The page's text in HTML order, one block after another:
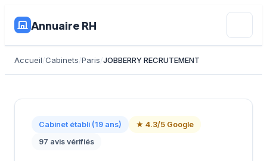
Annuaire RH
Accueil Cabinets Paris JOBBERRY RECRUTEMENT
Cabinet établi (19 ans)
★ 4.3/5 Google
97 avis vérifiés